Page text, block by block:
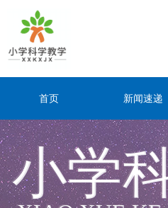
小学
小学
首页 新闻速递